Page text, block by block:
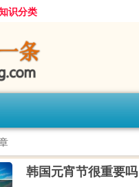
识分类
韩国元宵节很重要吗